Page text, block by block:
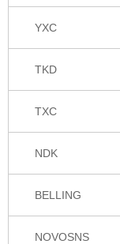
YXC
TKD
TXC
NDK
BELLING
NOVOSNS